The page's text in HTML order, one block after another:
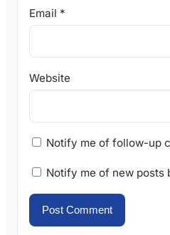
Email *
Website
Notify me of follow-up
Notify me of new posts